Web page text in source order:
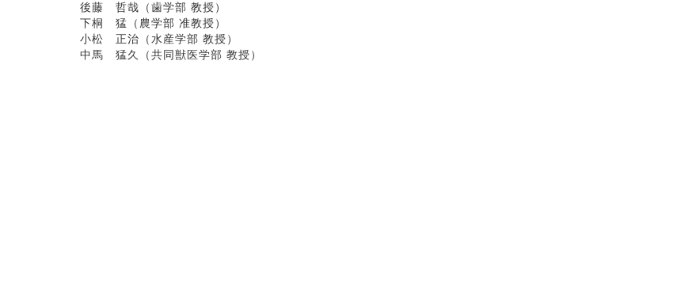
後藤 哲哉（歯学部 教授）
下桐 猛（農学部 准教授）
小松 正治（水産学部 教授）
中馬 猛久（共同獣医学部 教授）